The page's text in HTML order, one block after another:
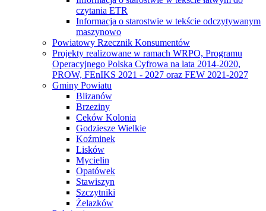
czytania ETR
Informacja o starostwie w tekście odczytywanym
maszynowo
Powiatowy Rzecznik Konsumentów
Projekty realizowane w ramach WRPO, Programu
Operacyjnego Polska Cyfrowa na lata 2014-2020,
PROW, FEnIKS 2021 - 2027 oraz FEW 2021-2027
Gminy Powiatu
Blizanów
Brzeziny
Ceków Kolonia
Godziesze Wielkie
Koźminek
Lisków
Mycielin
Opatówek
Stawiszyn
Szczytniki
Żelazków